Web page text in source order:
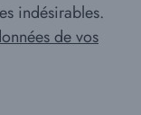
indésirables.
de vos